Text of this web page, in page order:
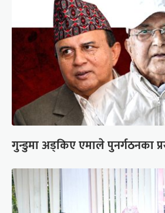
गुन्डुमा अड्किए एमाले पुनर्गठनका